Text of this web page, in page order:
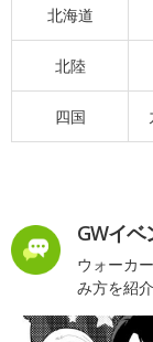
北海道
北陸
四国
GWイベ
ウォーカ
み方を紹